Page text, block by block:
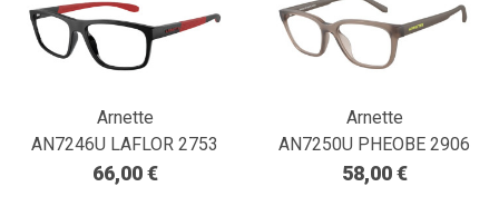
Arnette
AN7246U LAFLOR 2753
66,00 €
Arnette
AN7250U PHEOBE 2906
58,00 €